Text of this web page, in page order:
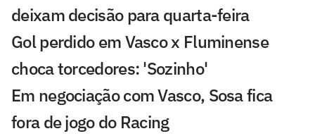
deixam decisão para quarta-feira
Gol perdido em Vasco x Fluminense
choca torcedores: 'Sozinho'
Em negociação com Vasco, Sosa fica
fora de jogo do Racing